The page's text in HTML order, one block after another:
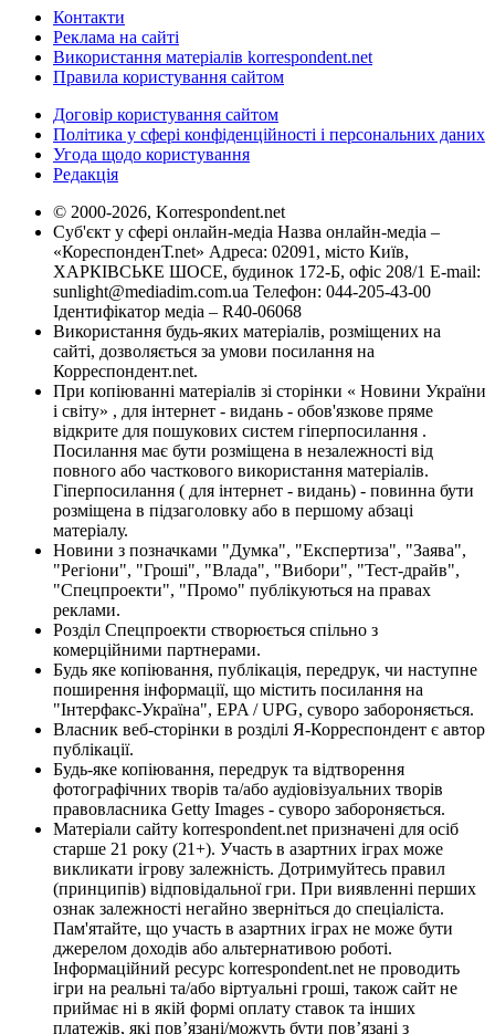
Контакти
Реклама на сайті
Використання матеріалів korrespondent.net
Правила користування сайтом
Договір користування сайтом
Політика у сфері конфіденційності і персональних даних
Угода щодо користування
Редакція
© 2000-2026, Korrespondent.net
Суб'єкт у сфері онлайн-медіа Назва онлайн-медіа –
«КореспонденТ.net» Адреса: 02091, місто Київ,
ХАРКІВСЬКЕ ШОСЕ, будинок 172-Б, офіс 208/1 E-mail:
sunlight@mediadim.com.ua Телефон: 044-205-43-00
Ідентифікатор медіа – R40-06068
Використання будь-яких матеріалів, розміщених на
сайті, дозволяється за умови посилання на
Корреспондент.net.
При копіюванні матеріалів зі сторінки « Новини України
і світу» , для інтернет - видань - обов'язкове пряме
відкрите для пошукових систем гіперпосилання .
Посилання має бути розміщена в незалежності від
повного або часткового використання матеріалів.
Гіперпосилання ( для інтернет - видань) - повинна бути
розміщена в підзаголовку або в першому абзаці
матеріалу.
Новини з позначками "Думка", "Експертиза", "Заява",
"Регіони", "Гроші", "Влада", "Вибори", "Тест-драйв",
"Спецпроекти", "Промо" публікуються на правах
реклами.
Розділ Спецпроекти створюється спільно з
комерційними партнерами.
Будь яке копіювання, публікація, передрук, чи наступне
поширення інформації, що містить посилання на
"Інтерфакс-Україна", EPA / UPG, суворо забороняється.
Власник веб-сторінки в розділі Я-Корреспондент є автор
публікації.
Будь-яке копіювання, передрук та відтворення
фотографічних творів та/або аудіовізуальних творів
правовласника Getty Images - суворо забороняється.
Матеріали сайту korrespondent.net призначені для осіб
старше 21 року (21+). Участь в азартних іграх може
викликати ігрову залежність. Дотримуйтесь правил
(принципів) відповідальної гри. При виявленні перших
ознак залежності негайно зверніться до спеціаліста.
Пам'ятайте, що участь в азартних іграх не може бути
джерелом доходів або альтернативою роботі.
Інформаційний ресурс korrespondent.net не проводить
ігри на реальні та/або віртуальні гроші, також сайт не
приймає ні в якій формі оплату ставок та інших
платежів, які пов’язані/можуть бути пов’язані з